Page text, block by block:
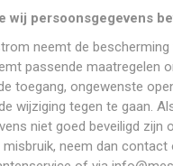
wij persoonsgegevens
neemt de bescherming
passende maatregelen
toegang, ongewenste
wijziging tegen te gaan.
niet goed beveiligd zijn
misbruik, neem dan